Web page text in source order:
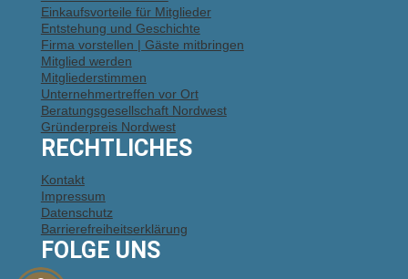
Einkaufsvorteile für Mitglieder
Entstehung und Geschichte
Firma vorstellen | Gäste mitbringen
Mitglied werden
Mitgliederstimmen
Unternehmertreffen vor Ort
Beratungsgesellschaft Nordwest
Gründerpreis Nordwest
RECHTLICHES
Kontakt
Impressum
Datenschutz
Barrierefreiheitserklärung
FOLGE UNS